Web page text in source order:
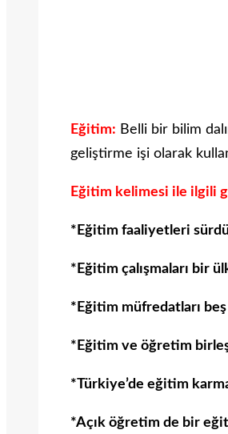
Eğitim: Belli bir bilim
geliştirme işi olarak
Eğitim kelimesi ile ilgili
*Eğitim faaliyetleri
*Eğitim çalışmaları bir
*Eğitim müfredatları
*Eğitim ve öğretim
*Türkiye’de eğitim
*Açık öğretim de bir